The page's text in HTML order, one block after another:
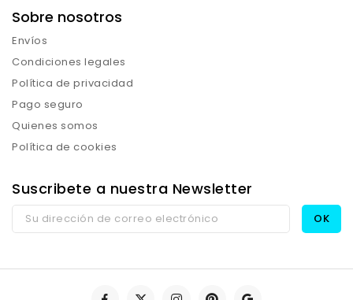
Sobre nosotros
Envíos
Condiciones legales
Política de privacidad
Pago seguro
Quienes somos
Política de cookies
Suscribete a nuestra Newsletter